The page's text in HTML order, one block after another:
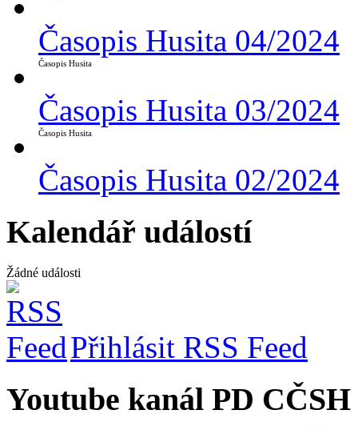
Časopis Husita 04/2024
Časopis Husita
Časopis Husita 03/2024
Časopis Husita
Časopis Husita 02/2024
Kalendář událostí
Žádné události
Přihlásit RSS Feed
Youtube kanál PD CČSH